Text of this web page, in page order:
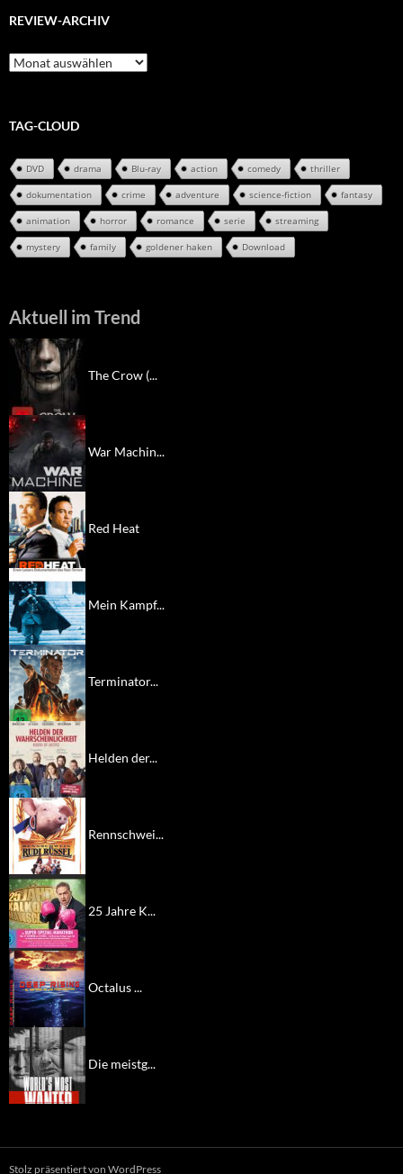
REVIEW-ARCHIV
Review-
Archiv
TAG-CLOUD
DVD drama Blu-ray action comedy thriller
dokumentation crime adventure science-fiction fantasy
animation horror romance serie streaming
mystery family goldener haken Download
Aktuell im Trend
The Crow (...
War Machin...
Red Heat
Mein Kampf...
Terminator...
Helden der...
Rennschwei...
25 Jahre K...
Octalus ...
Die meistg...
Stolz präsentiert von WordPress